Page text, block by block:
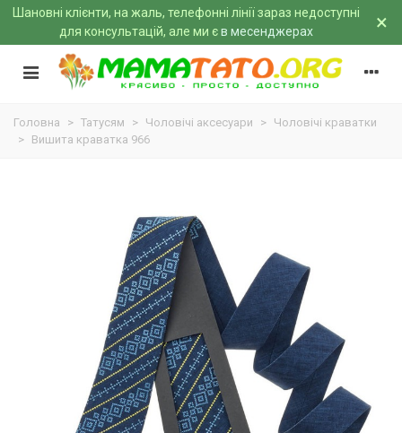
Шановні клієнти, на жаль, телефонні лінії зараз недоступні
для консультацій, але ми єв месенджерах ×
Головна > Татусям > Чоловічі аксесуари > Чоловічі краватки
> Вишита краватка 966